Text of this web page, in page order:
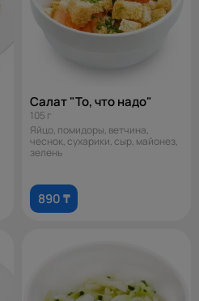
Салат "То, что надо"
105 г
Яйцо, помидоры, ветчина,
чеснок, сухарики, сыр, майонез,
зелень
890 ₸